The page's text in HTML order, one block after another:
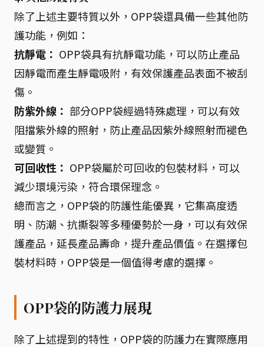
除了上述主要特質以外，OPP袋還具備一些其他防
護功能，例如：
抗靜電： OPP袋具有抗靜電功能，可以防止產品
因靜電而產生靜電吸附，有效保護產品表面不被刮
傷。
防紫外線： 部分OPP袋經過特殊處理，可以有效
阻擋紫外線的照射，防止產品因紫外線照射而褪色
或變質。
可回收性： OPP袋屬於可回收的包裝材料，可以
減少環境污染，符合環保理念。
總而言之，OPP袋的防護性能優異，它集高度透
明、防潮、抗撕裂等多種優勢於一身，可以有效保
護產品，延長產品壽命，提升產品價值。在選擇包
裝材料時，OPP袋是一個值得考慮的選擇。
OPP袋的防護力展現
除了上述提到的特性，OPP袋的防護力在實際應用